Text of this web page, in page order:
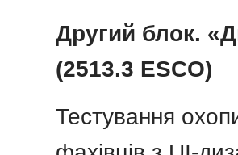
Другий блок.
(2513.3 ESCO)
Тестування